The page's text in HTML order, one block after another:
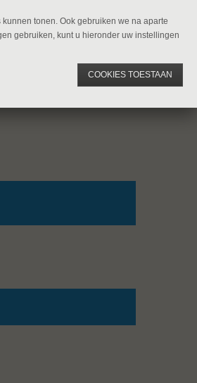
tonen. Ook gebruiken we na aparte
gebruiken, kunt u hieronder uw instellingen
COOKIES TOESTAAN